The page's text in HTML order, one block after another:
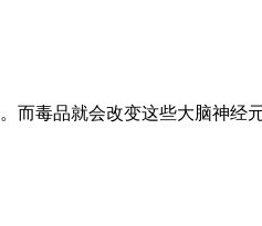
毒品就会改变这些大脑神经